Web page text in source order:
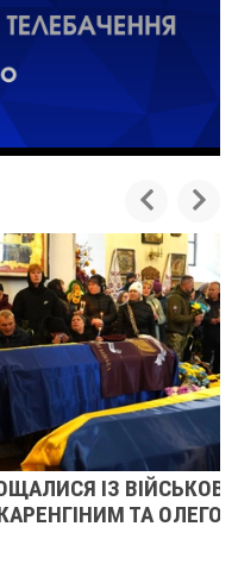
ВІЙСЬКОВИМИ
ТА ОЛЕГОМ